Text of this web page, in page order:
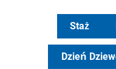
Staż
Dzień